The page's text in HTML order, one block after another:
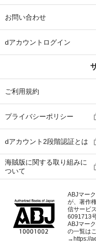
お問い合わせ
dアカウントログイン
ご利用規約
プライバシーポリシー
dアカウント2段階認証とは
海賊版に関する取り組みに
ついて
ABJマー
が、著作
信サービ
6091713
ABJマー
の一覧は
→https://